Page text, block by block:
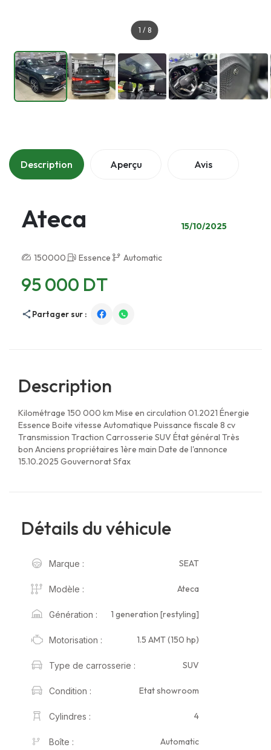
1 / 8
Description Aperçu Avis
Ateca 15/10/2025
150000 Essence Automatic
95 000 DT
Partager sur :
Description
Kilométrage 150 000 km Mise en circulation 01.2021 Énergie
Essence Boite vitesse Automatique Puissance fiscale 8 cv
Transmission Traction Carrosserie SUV État général Très
bon Anciens propriétaires 1ère main Date de l'annonce
15.10.2025 Gouvernorat Sfax
Détails du véhicule
Marque : SEAT
Modèle : Ateca
Génération : 1 generation [restyling]
Motorisation : 1.5 AMT (150 hp)
Type de carrosserie : SUV
Condition : Etat showroom
Cylindres : 4
Boîte : Automatic